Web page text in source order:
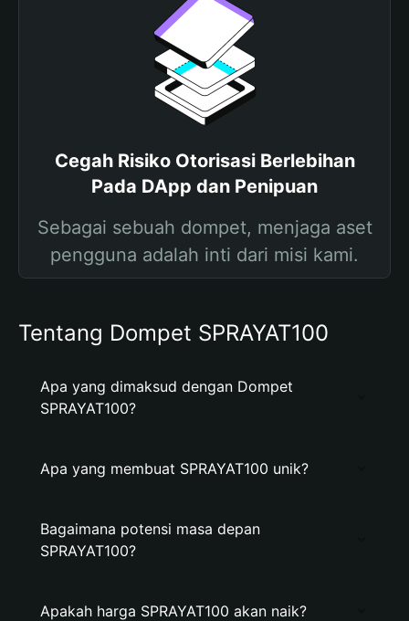
Cegah Risiko Otorisasi Berlebihan
Pada DApp dan Penipuan
Sebagai sebuah dompet, menjaga aset
pengguna adalah inti dari misi kami.
Tentang Dompet SPRAYAT100
Apa yang dimaksud dengan Dompet
SPRAYAT100?
Apa yang membuat SPRAYAT100 unik?
Bagaimana potensi masa depan
SPRAYAT100?
Apakah harga SPRAYAT100 akan naik?